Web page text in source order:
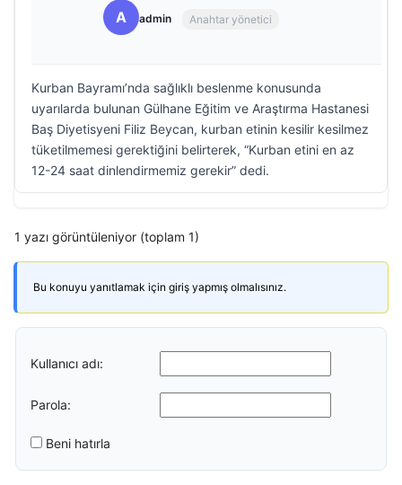
A admin Anahtar yönetici
Kurban Bayramı’nda sağlıklı beslenme konusunda
uyarılarda bulunan Gülhane Eğitim ve Araştırma Hastanesi
Baş Diyetisyeni Filiz Beycan, kurban etinin kesilir kesilmez
tüketilmemesi gerektiğini belirterek, “Kurban etini en az
12-24 saat dinlendirmemiz gerekir” dedi.
1 yazı görüntüleniyor (toplam 1)
Bu konuyu yanıtlamak için giriş yapmış olmalısınız.
Kullanıcı adı:
Parola:
Beni hatırla